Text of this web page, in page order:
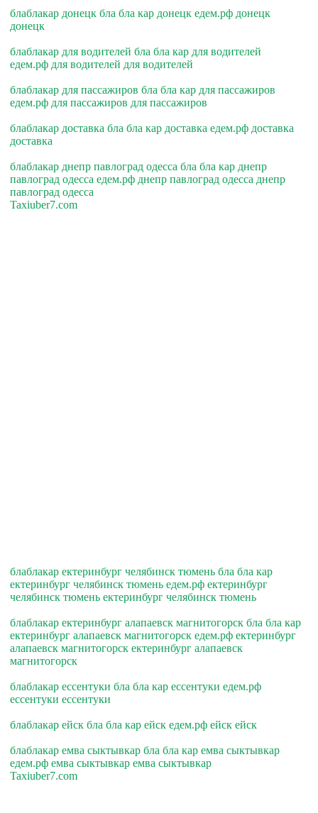
блаблакар донецк бла бла кар донецк едем.рф донецк
донецк
блаблакар для водителей бла бла кар для водителей
едем.рф для водителей для водителей
блаблакар для пассажиров бла бла кар для пассажиров
едем.рф для пассажиров для пассажиров
блаблакар доставка бла бла кар доставка едем.рф доставка
доставка
блаблакар днепр павлоград одесса бла бла кар днепр
павлоград одесса едем.рф днепр павлоград одесса днепр
павлоград одесса
Taxiuber7.com
блаблакар ектеринбург челябинск тюмень бла бла кар
ектеринбург челябинск тюмень едем.рф ектеринбург
челябинск тюмень ектеринбург челябинск тюмень
блаблакар ектеринбург алапаевск магнитогорск бла бла кар
ектеринбург алапаевск магнитогорск едем.рф ектеринбург
алапаевск магнитогорск ектеринбург алапаевск
магнитогорск
блаблакар ессентуки бла бла кар ессентуки едем.рф
ессентуки ессентуки
блаблакар ейск бла бла кар ейск едем.рф ейск ейск
блаблакар емва сыктывкар бла бла кар емва сыктывкар
едем.рф емва сыктывкар емва сыктывкар
Taxiuber7.com